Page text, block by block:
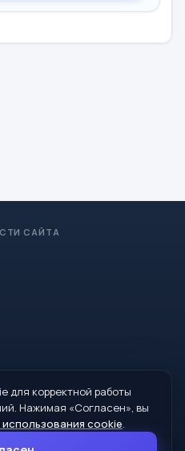
САЙТА
Администрации МО
г. Сухой Лог, ул. Кирова, дом 7
для корректной работы
Нажимая «Согласен», вы
cookie.